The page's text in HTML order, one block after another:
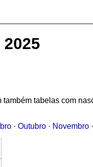
também tabelas com
· Outubro · Novembro ·